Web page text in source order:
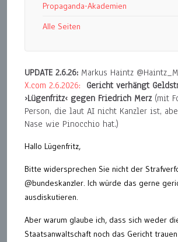
Propaganda-Akademien
Alle Seiten
UPDATE 2.6.26: Markus Haintz
X.com 2.6.2026: Gericht verhängt
›Lügenfritz‹ gegen Friedrich Merz (mit
Person, die laut AI nicht Kanzler ist,
Nase wie Pinocchio hat.)
Hallo Lügenfritz,
Bitte widersprechen Sie nicht der
@bundeskanzler. Ich würde das gerne
ausdiskutieren.
Aber warum glaube ich, dass sich weder
Staatsanwaltschaft noch das Gericht